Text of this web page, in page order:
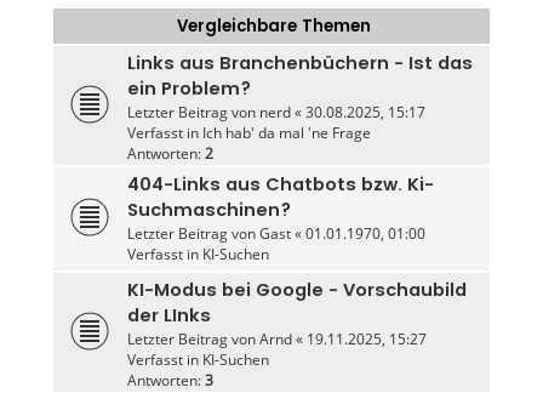
Vergleichbare Themen
Links aus Branchenbüchern - Ist das
ein Problem?
Letzter Beitrag von nerd«30.08.2025, 15:17
Verfasst in Ich hab' da mal 'ne Frage
Antworten:2
404-Links aus Chatbots bzw. Ki-
Suchmaschinen?
Letzter Beitrag vonGast«01.01.1970, 01:00
Verfasst in KI-Suchen
KI-Modus bei Google - Vorschaubild
der LInks
Letzter Beitrag vonArnd« 19.11.2025, 15:27
Verfasst in KI-Suchen
Antworten:3